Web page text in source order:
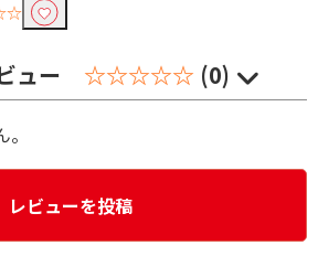
ュー ☆☆☆☆☆ (0)
レビューを投稿